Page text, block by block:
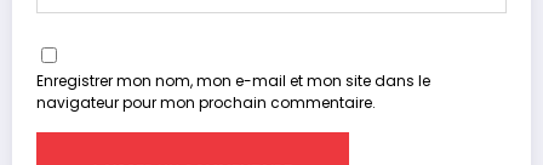
Enregistrer mon nom, mon e-mail et mon site dans le
navigateur pour mon prochain commentaire.